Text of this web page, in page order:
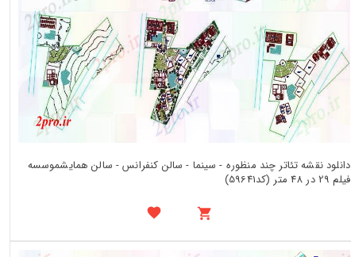
دانلود نقشه تئاتر چند منظوره - سینما - سالن کنفرانس - سالن همایشموسسه
فیلم 29 در 48 متر (کد59641)